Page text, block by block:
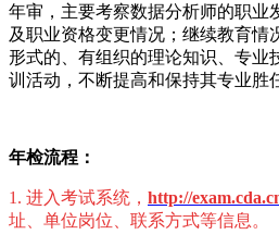
年审 ，主要考察数据分析师的职业
及职业资格变更情况； 继续教育情
形式的、有组织的理论知识、专业
训活动，不断提高和保持其专业胜
年检流程：
1. 进入考试系统 ， http://
址、 单位岗位、 联系方式等信息。